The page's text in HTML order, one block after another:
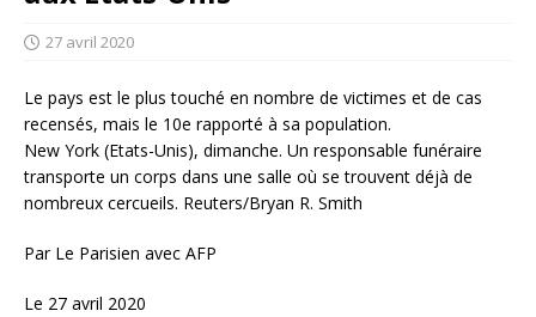
27 avril 2020
Le pays est le plus touché en nombre de victimes et de cas
recensés, mais le 10e rapporté à sa population.
New York (Etats-Unis), dimanche. Un responsable funéraire
transporte un corps dans une salle où se trouvent déjà de
nombreux cercueils. Reuters/Bryan R. Smith
ParLe Parisien avec AFP
Le 27 avril 2020